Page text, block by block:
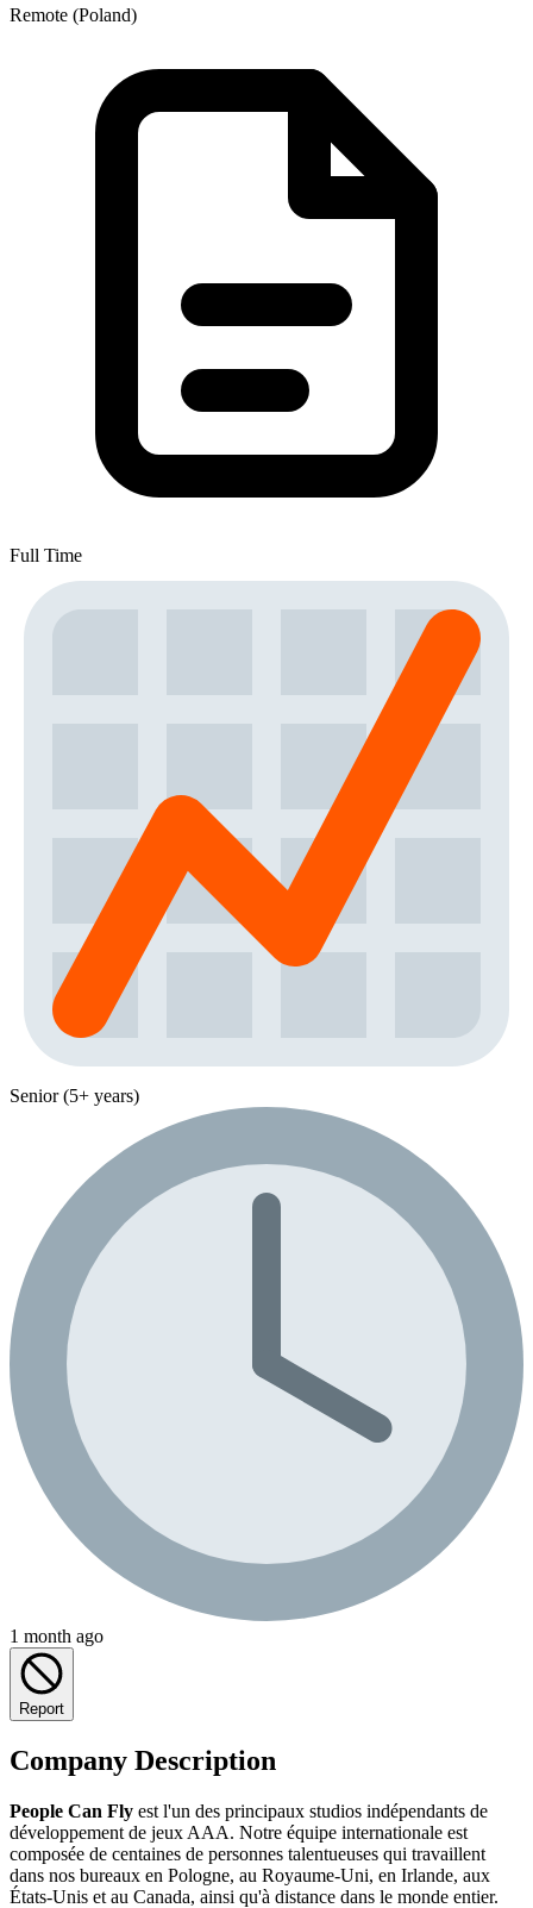
Remote (Poland)
Full Time
Senior (5+ years)
1 month ago
Report
Company Description
People Can Fly est l'un des principaux studios indépendants de
développement de jeux AAA. Notre équipe internationale est
composée de centaines de personnes talentueuses qui travaillent
dans nos bureaux en Pologne, au Royaume-Uni, en Irlande, aux
États-Unis et au Canada, ainsi qu'à distance dans le monde entier.